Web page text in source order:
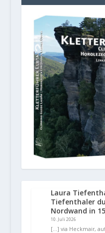
Laura
Tiefenthaler
Nordwand in
10. Juli 2026
[…] via Heckmair,